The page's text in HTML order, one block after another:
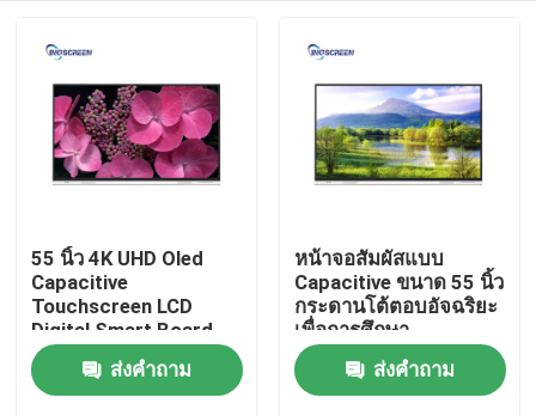
บ้าน
ผลิตภัณฑ์
55 นิ้ว 4K UHD Oled
Capacitive
Touchscreen LCD
Digital Smart Board
สำหรับการสอน
ส่งคำถาม
หน้าจอสัมผัสแบบ
Capacitive ขนาด 55 นิ้ว
กระดานโต้ตอบอัจฉริยะ
เพื่อการศึกษา
ส่งคำถาม